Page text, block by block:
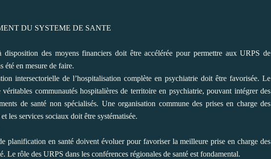
DU SYSTEME DE SANTE
des moyens financiers doit être accélérée pour permettre aux URPS de
été en mesure de faire.
intersectorielle de l’hospitalisation complète en psychiatrie doit être favorisée. Le
véritables communautés hospitalières de territoire en psychiatrie, pouvant intégrer des
de santé non spécialisés. Une organisation commune des prises en charge des
les services sociaux doit être systématisée.
planification en santé doivent évoluer pour favoriser la meilleure prise en charge des
Le rôle des URPS dans les conférences régionales de santé est fondamental.